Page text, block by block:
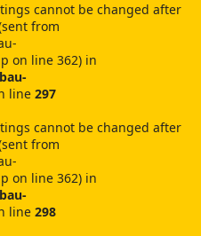
cannot be changed after
from
on line 362) in
line 297
cannot be changed after
from
on line 362) in
line 298